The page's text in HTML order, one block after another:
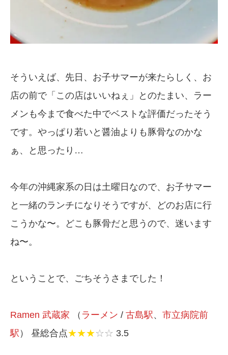
そういえば、先日、お子サマーが来たらしく、お
店の前で「この店はいいねぇ」とのたまい、ラー
メンも今まで食べた中でベストな評価だったそう
です。やっぱり若いと醤油よりも豚骨なのかな
ぁ、と思ったり…
今年の沖縄家系の日は土曜日なので、お子サマー
と一緒のランチになりそうですが、どのお店に行
こうかな〜。どこも豚骨だと思うので、迷います
ね〜。
ということで、ごちそうさまでした！
Ramen 武蔵家 （ ラーメン / 古島駅 、 市立病院前
駅 ） 昼総合点★★★☆☆ 3.5